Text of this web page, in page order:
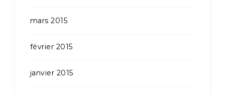
mars 2015
février 2015
janvier 2015